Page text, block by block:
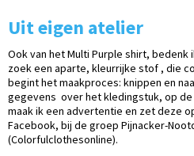
Uit eigen atelier
Ook van het Multi Purple shirt,
zoek een aparte, kleurrijke stof , die
begint het maakproces: knippen en
gegevens over het kledingstuk, op
maak ik een advertentie en zet deze
Facebook, bij de groep Pijnacker-
(Colorfulclothesonline).